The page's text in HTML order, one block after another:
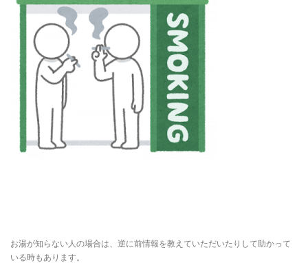
お湯が知らない人の場合は、逆に前情報を教えていただいたりして助かって
いる時もあります。